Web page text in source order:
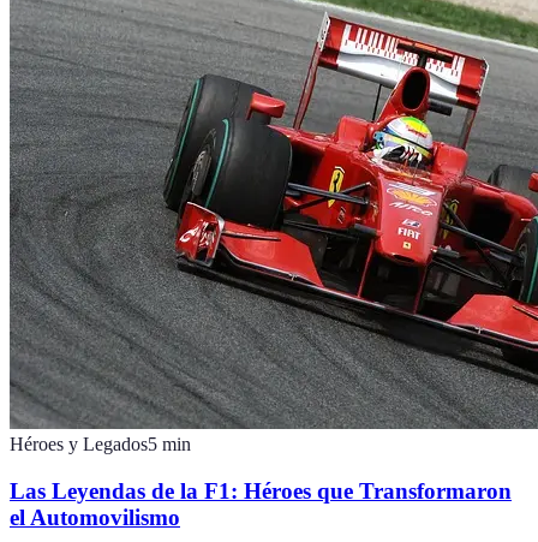
Héroes y Legados5 min
Las Leyendas de la F1: Héroes que Transformaron
el Automovilismo